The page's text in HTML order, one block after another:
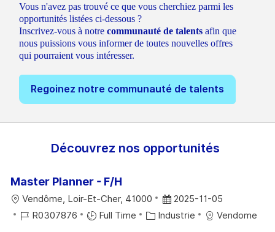
Vous n'avez pas trouvé ce que vous cherchiez parmi les
opportunités listées ci-dessous ?
Inscrivez-vous à notre communauté de talentsafin que
nous puissions vous informer de toutes nouvelles offres
qui pourraient vous intéresser.
Regoinez notre communauté de talents
Découvrez nos opportunités
Master Planner - F/H
L
O
Vendôme, Loir-Et-Cher, 41000
D
A
2025-11-05
R
R0307876 Full Time
C Industrie Vendome